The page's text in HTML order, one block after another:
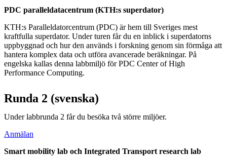
PDC paralleldatacentrum (KTH:s superdator)
KTH:s Paralleldatorcentrum (PDC) är hem till Sveriges mest
kraftfulla superdator. Under turen får du en inblick i superdatorns
uppbyggnad och hur den används i forskning genom sin förmåga att
hantera komplex data och utföra avancerade beräkningar. På
engelska kallas denna labbmiljö för PDC Center of High
Performance Computing.
Runda 2 (svenska)
Under labbrunda 2 får du besöka två större miljöer.
Anmälan
Smart mobility lab och Integrated Transport research lab